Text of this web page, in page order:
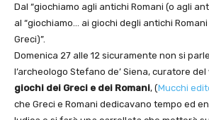
Dal “giochiamo agli antichi Romani (o agli
al “giochiamo… ai giochi degli antichi
Greci)”.
Domenica 27 alle 12 sicuramente non si
l’archeologo Stefano de’ Siena, curatore del
giochi dei Greci e dei Romani, (Mucchi
che Greci e Romani dedicavano tempo ed